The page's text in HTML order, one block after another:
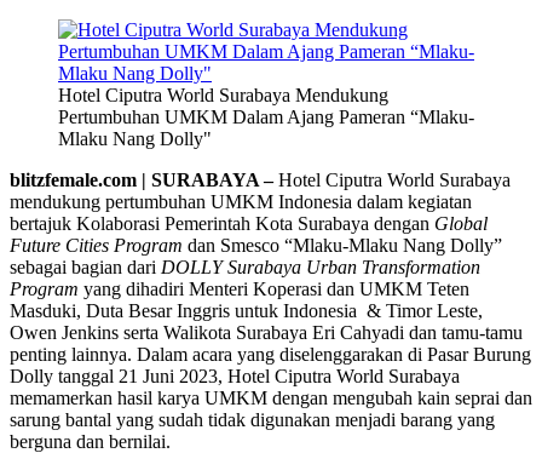
Hotel Ciputra World Surabaya Mendukung
Pertumbuhan UMKM Dalam Ajang Pameran “Mlaku-
Mlaku Nang Dolly"
blitzfemale.com | SURABAYA –Hotel Ciputra World Surabaya
mendukung pertumbuhan UMKM Indonesia dalam kegiatan
bertajuk Kolaborasi Pemerintah Kota Surabaya dengan Global
Future Cities Program dan Smesco “Mlaku-Mlaku Nang Dolly”
sebagai bagian dari DOLLY Surabaya Urban Transformation
Program yang dihadiri Menteri Koperasi dan UMKM Teten
Masduki, Duta Besar Inggris untuk Indonesia & Timor Leste,
Owen Jenkins serta Walikota Surabaya Eri Cahyadi dan tamu-tamu
penting lainnya. Dalam acara yang diselenggarakan di Pasar Burung
Dolly tanggal 21 Juni 2023, Hotel Ciputra World Surabaya
memamerkan hasil karya UMKM dengan mengubah kain seprai dan
sarung bantal yang sudah tidak digunakan menjadi barang yang
berguna dan bernilai.